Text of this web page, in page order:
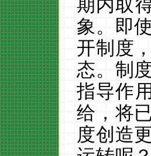
期内取
象。即
开制度
态。制
指导作
给，将
度创造